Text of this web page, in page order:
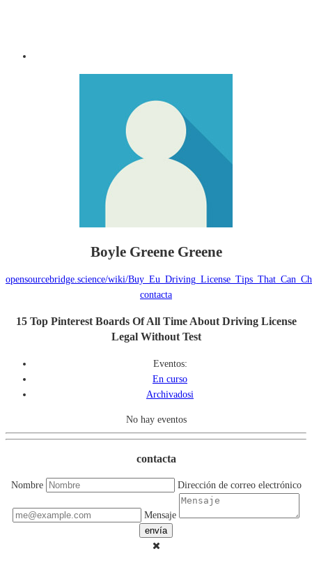
Boyle Greene Greene
opensourcebridge.science/wiki/
contacta
15 Top Pinterest Boards Of All Time About Driving License
Legal Without Test
Eventos:
En curso
Archivadosi
No hay eventos
contacta
Nombre Dirección de correo electrónico
Mensaje
envía